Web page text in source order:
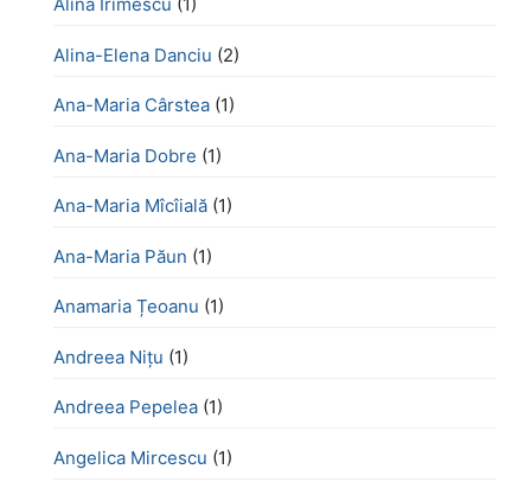
Alina-Elena Danciu (2)
Ana-Maria Cârstea (1)
Ana-Maria Dobre (1)
Ana-Maria Mîcîială (1)
Ana-Maria Păun (1)
Anamaria Țeoanu (1)
Andreea Nițu (1)
Andreea Pepelea (1)
Angelica Mircescu (1)